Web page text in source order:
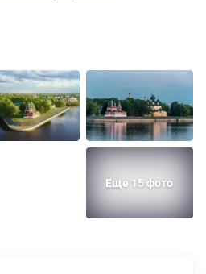
Еще 15 фото